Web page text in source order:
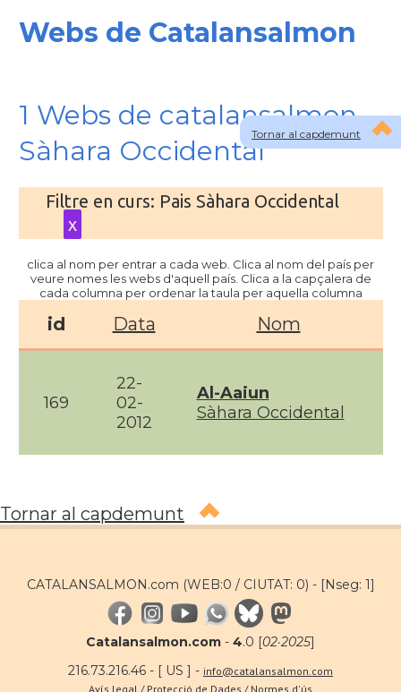
Tornar al capdemunt
Webs de Catalansalmon
1 Webs de catalansalmon
Sàhara Occidental
Filtre en curs: Pais Sàhara Occidental
x
clica al nom per entrar a cada web. Clica al nom del país per
veure nomes les webs d'aquell país. Clica a la capçalera de
cada columna per ordenar la taula per aquella columna
id Data Nom
169
22-
02-
2012
Al-Aaiun
Sàhara Occidental
Tornar al capdemunt
CATALANSALMON.com (WEB:0 / CIUTAT: 0) - [Nseg: 1]
Catalansalmon.com - 4.0 [02·2025]
216.73.216.46 - [ US ] - info@catalansalmon.com
Avís legal / Protecció de Dades / Normes d'ús